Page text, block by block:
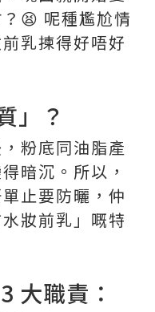
😫 呢種尷尬情
乳揀得好唔好
」？
粉底同油脂產
暗沉。所以，
止要防曬，仲
妝前乳」嘅特
大職責：